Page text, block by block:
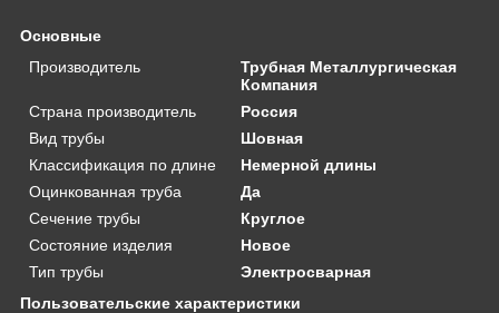
Основные
Производитель
Трубная Металлургическая
Компания
Страна производитель
Россия
Вид трубы
Шовная
Классификация по длине
Немерной длины
Оцинкованная труба
Да
Сечение трубы
Круглое
Состояние изделия
Новое
Тип трубы
Электросварная
Пользовательские характеристики